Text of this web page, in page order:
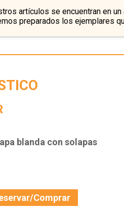
artículos se encuentran en un
preparados los ejemplares
blanda con solapas
Comprar